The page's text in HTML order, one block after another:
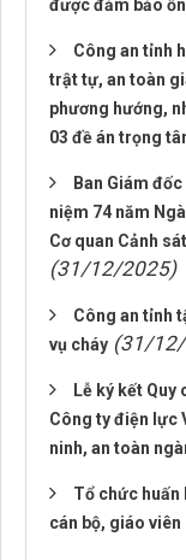
được đảm bảo
Công an tỉnh
trật tự, an toàn
phương hướng,
03 đề án trọng
Ban Giám
niệm 74 năm
Cơ quan Cảnh
(31/12/2025)
Công an tỉnh
vụ cháy (31/
Lễ ký kết Quy
Công ty điện lực
ninh, an toàn
Tổ chức huấn
cán bộ, giáo